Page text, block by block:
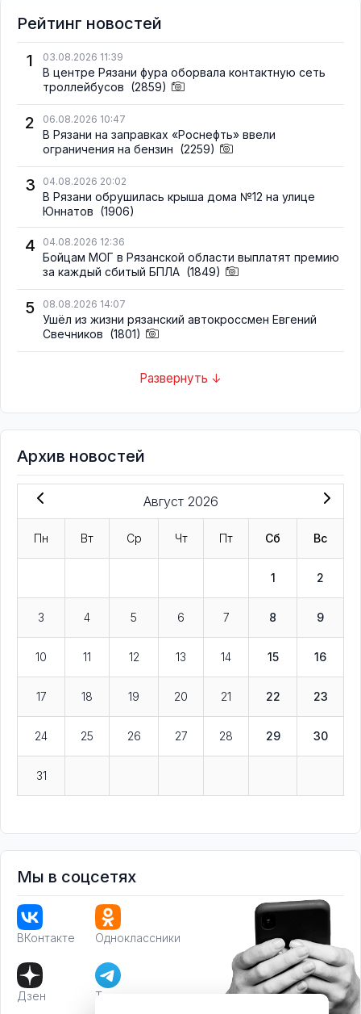
Рейтинг новостей
1
03.08.2026 11:39
В центре Рязани фура оборвала контактную сеть
троллейбусов (2859)
2 06.08.2026 10:47
В Рязани на заправках «Роснефть» ввели
ограничения на бензин (2259)
3 04.08.2026 20:02
В Рязани обрушилась крыша дома №12 на улице
Юннатов (1906)
4 04.08.2026 12:36
Бойцам МОГ в Рязанской области выплатят премию
за каждый сбитый БПЛА (1849)
5 08.08.2026 14:07
Ушёл из жизни рязанский автокроссмен Евгений
Свечников (1801)
Развернуть ↓
Архив новостей
Август 2026
Пн Вт Ср Чт Пт Сб Вс
1 2
3 4 5 6 7 8 9
10 11 12 13 14 15 16
17 18 19 20 21 22 23
24 25 26 27 28 29 30
31
Мы в соцсетях
ВКонтакте Одноклассники
Дзен Телеграм